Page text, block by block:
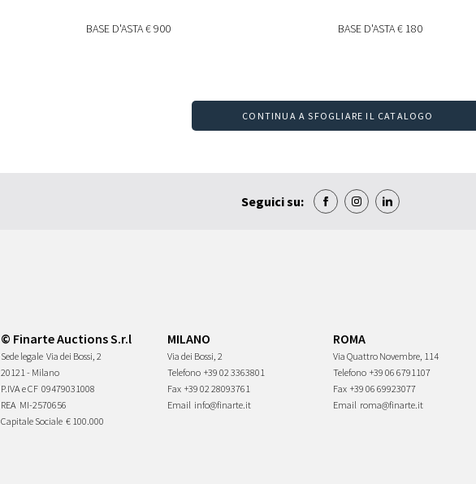
BASE D'ASTA€ 900 BASE D'ASTA€ 180
CONTINUA A SFOGLIARE IL CATALOGO
Seguici su:
© Finarte Auctions S.r.l
Sede legale Via dei Bossi, 2
20121 - Milano
P.IVA e CF 09479031008
REA MI-2570656
Capitale Sociale € 100.000
MILANO
Via dei Bossi, 2
Telefono +39 02 3363801
Fax +39 02 28093761
Email info@finarte.it
ROMA
Via Quattro Novembre, 114
Telefono +39 06 6791107
Fax +39 06 69923077
Email roma@finarte.it